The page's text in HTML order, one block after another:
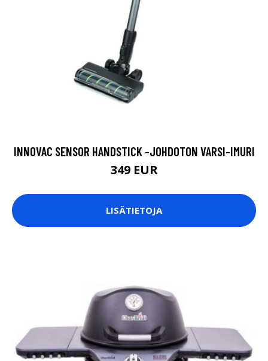
INNOVAC SENSOR HANDSTICK -JOHDOTON VARSI-IMURI
349 EUR
LISÄTIETOJA